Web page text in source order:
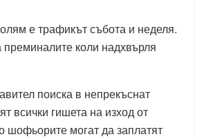
е трафикът събота и неделя.
преминалите коли надхвърля
поиска в непрекъснат
всички гишета на изход от
шофьорите могат да заплатят